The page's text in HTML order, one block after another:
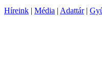
Híreink | Média | Adattár|